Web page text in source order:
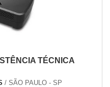
TÉCNICA
/ SÃO PAULO - SP